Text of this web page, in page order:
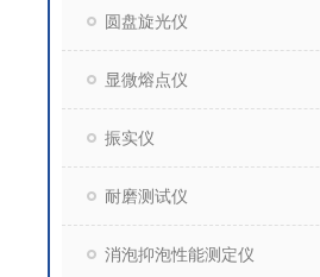
圆盘旋光仪
显微熔点仪
振实仪
耐磨测试仪
消泡抑泡性能测定仪